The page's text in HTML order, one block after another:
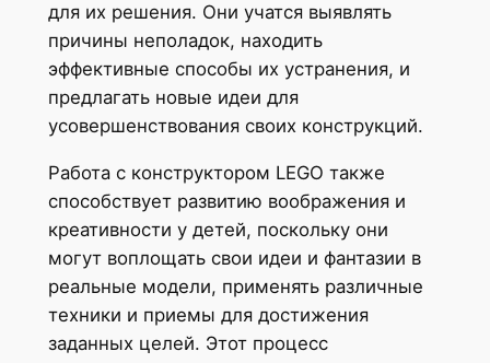
для их решения. Они учатся выявлять
причины неполадок, находить
эффективные способы их устранения, и
предлагать новые идеи для
усовершенствования своих конструкций.
Работа с конструктором LEGO также
способствует развитию воображения и
креативности у детей, поскольку они
могут воплощать свои идеи и фантазии в
реальные модели, применять различные
техники и приемы для достижения
заданных целей. Этот процесс